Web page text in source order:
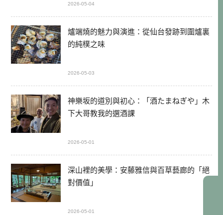
2026-05-04
爐端燒的魅力與演進：從仙台發跡到圍爐裏
的純樸之味
2026-05-03
神樂坂的道別與初心：「酒たまねぎや」木
下大哥教我的選酒課
2026-05-01
深山裡的美學：安藤雅信與百草藝廊的「絕
對價值」
2026-05-01